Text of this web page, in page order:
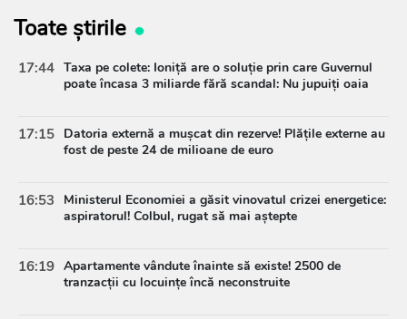
Toate știrile
17:44 Taxa pe colete: Ioniță are o soluție prin care Guvernul
poate încasa 3 miliarde fără scandal: Nu jupuiți oaia
17:15 Datoria externă a mușcat din rezerve! Plățile externe au
fost de peste 24 de milioane de euro
16:53
Ministerul Economiei a găsit vinovatul crizei energetice:
aspiratorul! Colbul, rugat să mai aștepte
16:19 Apartamente vândute înainte să existe! 2500 de
tranzacții cu locuințe încă neconstruite